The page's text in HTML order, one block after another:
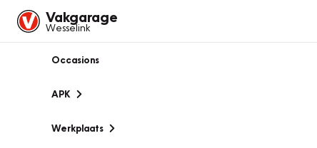
Vakgarage
Wesselink
Occasions
APK
Werkplaats